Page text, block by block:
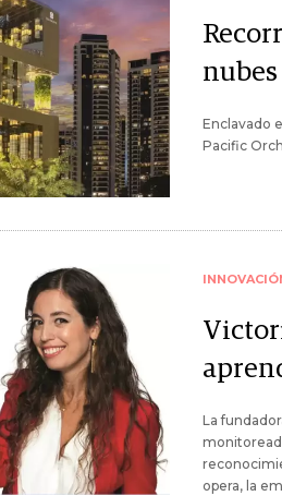
Enclavado
Pacific
La
opera, la